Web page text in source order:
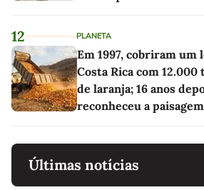
12 PLANETA
Em 1997, cobriram um
Costa Rica com 12.000
de laranja; 16 anos
reconheceu a paisagem
Últimas notícias